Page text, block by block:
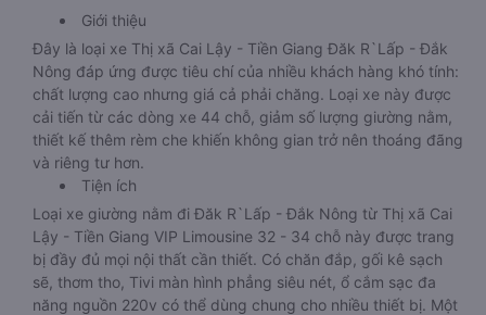
Giới thiệu
Đây là loại xe Thị xã Cai Lậy - Tiền Giang Đăk R`Lấp - Đắk
Nông đáp ứng được tiêu chí của nhiều khách hàng khó tính:
chất lượng cao nhưng giá cả phải chăng. Loại xe này được
cải tiến từ các dòng xe 44 chỗ, giảm số lượng giường nằm,
thiết kế thêm rèm che khiến không gian trở nên thoáng đãng
và riêng tư hơn.
Tiện ích
Loại xe giường nằm đi Đăk R`Lấp - Đắk Nông từ Thị xã Cai
Lậy - Tiền Giang VIP Limousine 32 - 34 chỗ này được trang
bị đầy đủ mọi nội thất cần thiết. Có chăn đắp, gối kê sạch
sẽ, thơm tho, Tivi màn hình phẳng siêu nét, ổ cắm sạc đa
năng nguồn 220v có thể dùng chung cho nhiều thiết bị. Một